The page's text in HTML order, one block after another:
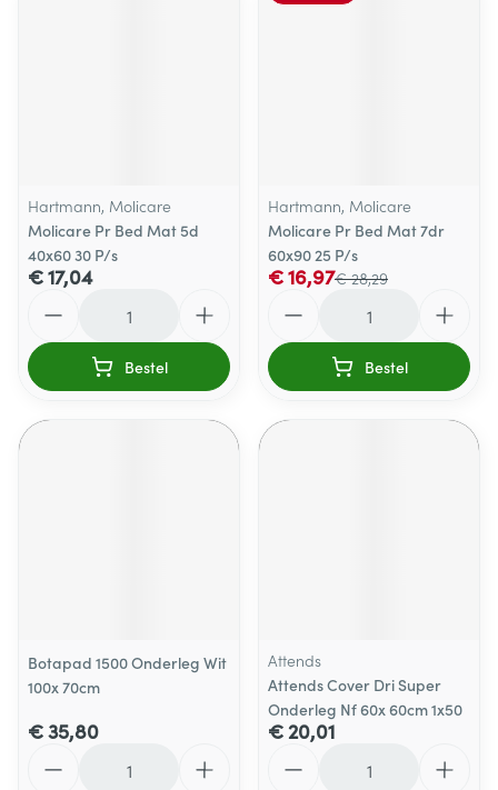
Hartmann, Molicare
Molicare Pr Bed Mat 5d
40x60 30 P/s
€ 17,04
Bestel
Hartmann, Molicare
Molicare Pr Bed Mat 7dr
60x90 25 P/s
€ 28,29
€ 16,97
Bestel
Botapad 1500 Onderleg Wit
100x 70cm
€ 35,80
Attends
Attends Cover Dri Super
Onderleg Nf 60x 60cm 1x50
€ 20,01